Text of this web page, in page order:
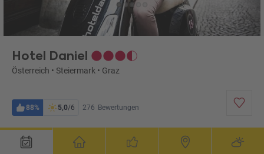
Hotel Daniel
Österreich • Steiermark • Graz
88% 5,0/6 276 Bewertungen